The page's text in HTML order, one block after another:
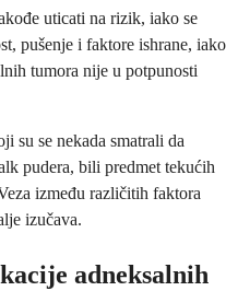
uticati na rizik, iako se
pušenje i faktore ishrane, iako
tumora nije u potpunosti
su se nekada smatrali da
pudera, bili predmet tekućih
između različitih faktora
izučava.
adneksalnih